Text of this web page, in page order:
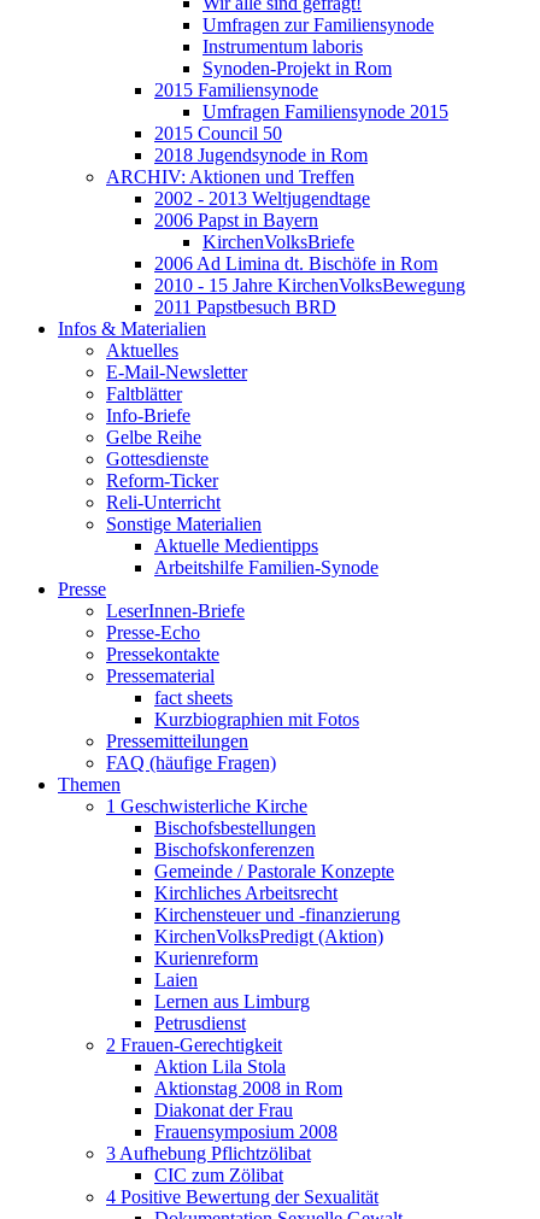
Umfragen zur Familiensynode
Instrumentum laboris
Synoden-Projekt in Rom
2015 Familiensynode
Umfragen Familiensynode 2015
2015 Council 50
2018 Jugendsynode in Rom
ARCHIV: Aktionen und Treffen
2002 - 2013 Weltjugendtage
2006 Papst in Bayern
KirchenVolksBriefe
2006 Ad Limina dt. Bischöfe in Rom
2010 - 15 Jahre KirchenVolksBewegung
2011 Papstbesuch BRD
Infos & Materialien
Aktuelles
E-Mail-Newsletter
Faltblätter
Info-Briefe
Gelbe Reihe
Gottesdienste
Reform-Ticker
Reli-Unterricht
Sonstige Materialien
Aktuelle Medientipps
Arbeitshilfe Familien-Synode
Presse
LeserInnen-Briefe
Presse-Echo
Pressekontakte
Pressematerial
fact sheets
Kurzbiographien mit Fotos
Pressemitteilungen
FAQ (häufige Fragen)
Themen
1 Geschwisterliche Kirche
Bischofsbestellungen
Bischofskonferenzen
Gemeinde / Pastorale Konzepte
Kirchliches Arbeitsrecht
Kirchensteuer und -finanzierung
KirchenVolksPredigt (Aktion)
Kurienreform
Laien
Lernen aus Limburg
Petrusdienst
2 Frauen-Gerechtigkeit
Aktion Lila Stola
Aktionstag 2008 in Rom
Diakonat der Frau
Frauensymposium 2008
3 Aufhebung Pflichtzölibat
CIC zum Zölibat
4 Positive Bewertung der Sexualität